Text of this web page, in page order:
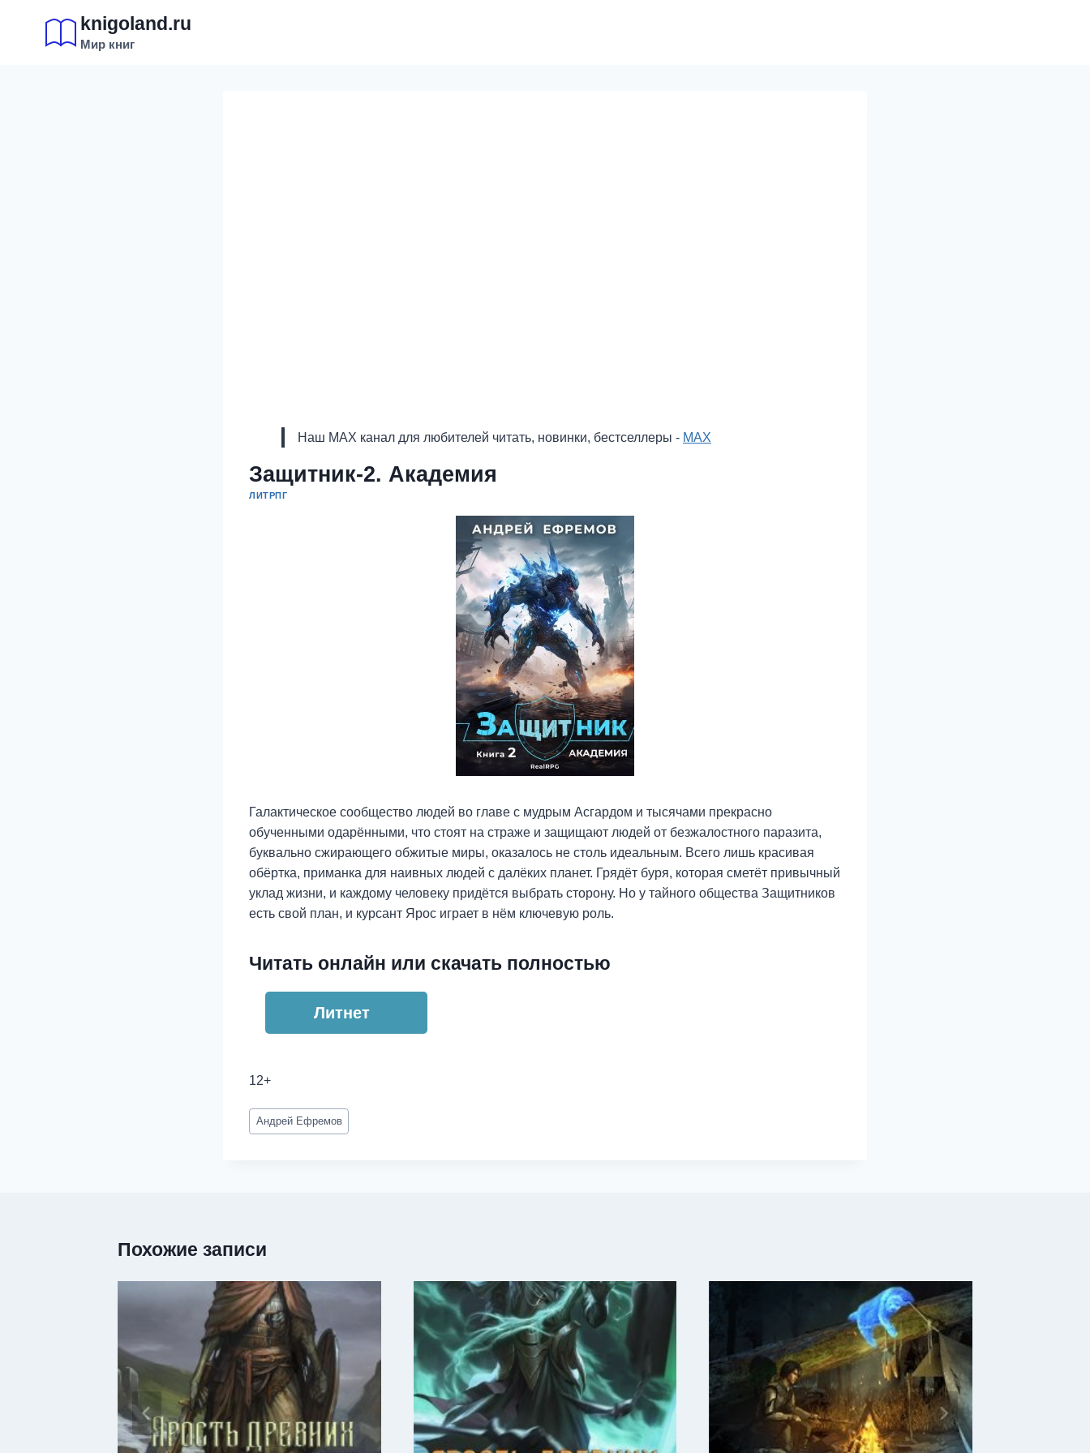
содержимому
knigoland.ru
Мир книг
Наш MAX канал для любителей читать, новинки, бестселлеры - MAX
Защитник-2. Академия
ЛИТРПГ
Галактическое сообщество людей во главе с мудрым Асгардом и тысячами прекрасно
обученными одарёнными, что стоят на страже и защищают людей от безжалостного паразита,
буквально сжирающего обжитые миры, оказалось не столь идеальным. Всего лишь красивая
обёртка, приманка для наивных людей с далёких планет. Грядёт буря, которая сметёт привычный
уклад жизни, и каждому человеку придётся выбрать сторону. Но у тайного общества Защитников
есть свой план, и курсант Ярос играет в нём ключевую роль.
Читать онлайн или скачать полностью
Литнет
12+
Метки
записи:
Андрей Ефремов
Похожие записи